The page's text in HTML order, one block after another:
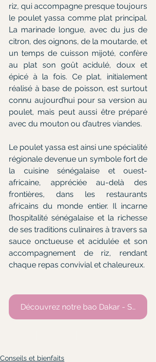
riz, qui accompagne presque toujours
le poulet yassa comme plat principal.
La marinade longue, avec du jus de
citron, des oignons, de la moutarde, et
un temps de cuisson mijoté, confère
au plat son goût acidulé, doux et
épicé à la fois. Ce plat, initialement
réalisé à base de poisson, est surtout
connu aujourd’hui pour sa version au
poulet, mais peut aussi être préparé
avec du mouton ou d’autres viandes.
Le poulet yassa est ainsi une spécialité
régionale devenue un symbole fort de
la cuisine sénégalaise et ouest-
africaine, appréciée au-delà des
frontières, dans les restaurants
africains du monde entier. Il incarne
l’hospitalité sénégalaise et la richesse
de ses traditions culinaires à travers sa
sauce onctueuse et acidulée et son
accompagnement de riz, rendant
chaque repas convivial et chaleureux.
Découvrez notre bao Dakar - Sénégal
Conseils et bienfaits